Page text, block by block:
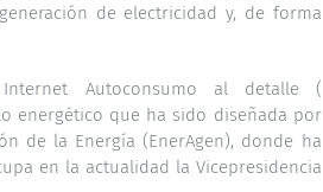
de electricidad y, de forma
Autoconsumo al detalle (
energético que ha sido diseñada por
de la Energía (EnerAgen), donde ha
en la actualidad la Vicepresidencia